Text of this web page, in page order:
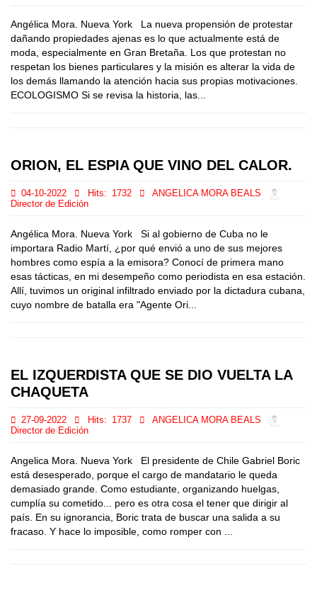
Angélica Mora. Nueva York La nueva propensión de protestar
dañando propiedades ajenas es lo que actualmente está de
moda, especialmente en Gran Bretaña. Los que protestan no
respetan los bienes particulares y la misión es alterar la vida de
los demás llamando la atención hacia sus propias motivaciones.
ECOLOGISMO Si se revisa la historia, las...
ORION, EL ESPIA QUE VINO DEL CALOR.
04-10-2022 Hits: 1732
ANGELICA MORA BEALS
Director de Edición
Angélica Mora. Nueva York Si al gobierno de Cuba no le
importara Radio Martí, ¿por qué envió a uno de sus mejores
hombres como espía a la emisora? Conocí de primera mano
esas tácticas, en mi desempeño como periodista en esa estación.
Allí, tuvimos un original infiltrado enviado por la dictadura cubana,
cuyo nombre de batalla era "Agente Ori...
EL IZQUERDISTA QUE SE DIO VUELTA LA
CHAQUETA
27-09-2022 Hits: 1737
ANGELICA MORA BEALS
Director de Edición
Angelica Mora. Nueva York El presidente de Chile Gabriel Boric
está desesperado, porque el cargo de mandatario le queda
demasiado grande. Como estudiante, organizando huelgas,
cumplía su cometido... pero es otra cosa el tener que dirigir al
país. En su ignorancia, Boric trata de buscar una salida a su
fracaso. Y hace lo imposible, como romper con ...